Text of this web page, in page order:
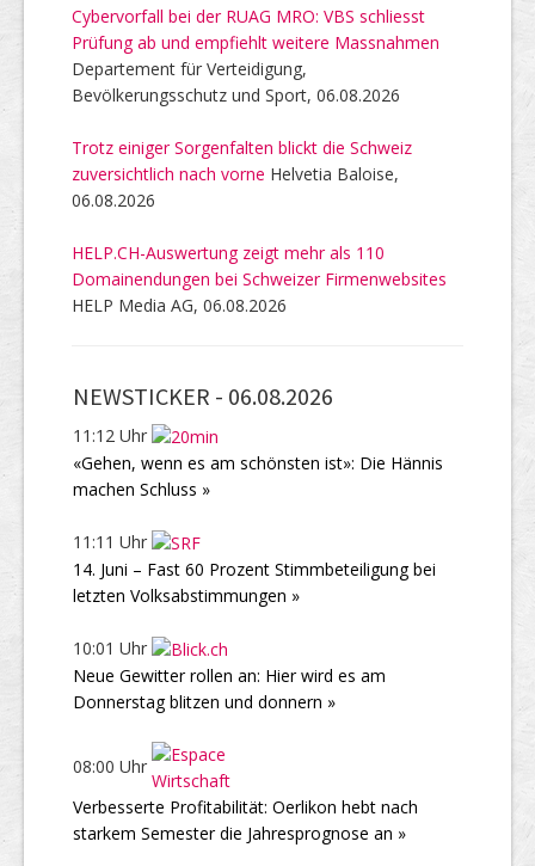
Cybervorfall bei der RUAG MRO: VBS schliesst
Prüfung ab und empfiehlt weitere Massnahmen
Departement für Verteidigung,
Bevölkerungsschutz und Sport, 06.08.2026
Trotz einiger Sorgenfalten blickt die Schweiz
zuversichtlich nach vorne Helvetia Baloise,
06.08.2026
HELP.CH-Auswertung zeigt mehr als 110
Domainendungen bei Schweizer Firmenwebsites
HELP Media AG, 06.08.2026
NEWSTICKER - 06.08.2026
11:12 Uhr
«Gehen, wenn es am schönsten ist»: Die Hännis
machen Schluss »
11:11 Uhr
14. Juni – Fast 60 Prozent Stimmbeteiligung bei
letzten Volksabstimmungen »
10:01 Uhr
Neue Gewitter rollen an: Hier wird es am
Donnerstag blitzen und donnern »
08:00 Uhr
Verbesserte Profitabilität: Oerlikon hebt nach
starkem Semester die Jahresprognose an »